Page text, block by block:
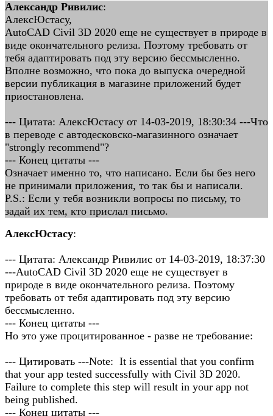
Александр Ривилис:
АлексЮстасу,
AutoCAD Civil 3D 2020 еще не существует в природе в
виде окончательного релиза. Поэтому требовать от
тебя адаптировать под эту версию бессмысленно.
Вполне возможно, что пока до выпуска очередной
версии публикация в магазине приложений будет
приостановлена.
--- Цитата: АлексЮстасу от 14-03-2019, 18:30:34 ---Что
в переводе с автодесковско-магазинного означает
"strongly recommend"?
--- Конец цитаты ---
Означает именно то, что написано. Если бы без него
не принимали приложения, то так бы и написали.
P.S.: Если у тебя возникли вопросы по письму, то
задай их тем, кто прислал письмо.
АлексЮстасу:
--- Цитата: Александр Ривилис от 14-03-2019, 18:37:30
---AutoCAD Civil 3D 2020 еще не существует в
природе в виде окончательного релиза. Поэтому
требовать от тебя адаптировать под эту версию
бессмысленно.
--- Конец цитаты ---
Но это уже процитированное - разве не требование:
--- Цитировать ---Note: It is essential that you confirm
that your app tested successfully with Civil 3D 2020.
Failure to complete this step will result in your app not
being published.
--- Конец цитаты ---